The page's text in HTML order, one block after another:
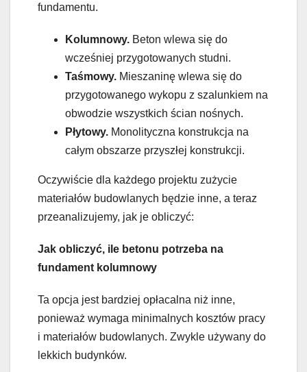
fundamentu.
Kolumnowy. Beton wlewa się do
wcześniej przygotowanych studni.
Taśmowy. Mieszaninę wlewa się do
przygotowanego wykopu z szalunkiem na
obwodzie wszystkich ścian nośnych.
Płytowy. Monolityczna konstrukcja na
całym obszarze przyszłej konstrukcji.
Oczywiście dla każdego projektu zużycie
materiałów budowlanych będzie inne, a teraz
przeanalizujemy, jak je obliczyć:
Jak obliczyć, ile betonu potrzeba na
fundament kolumnowy
Ta opcja jest bardziej opłacalna niż inne,
ponieważ wymaga minimalnych kosztów pracy
i materiałów budowlanych. Zwykle używany do
lekkich budynków.